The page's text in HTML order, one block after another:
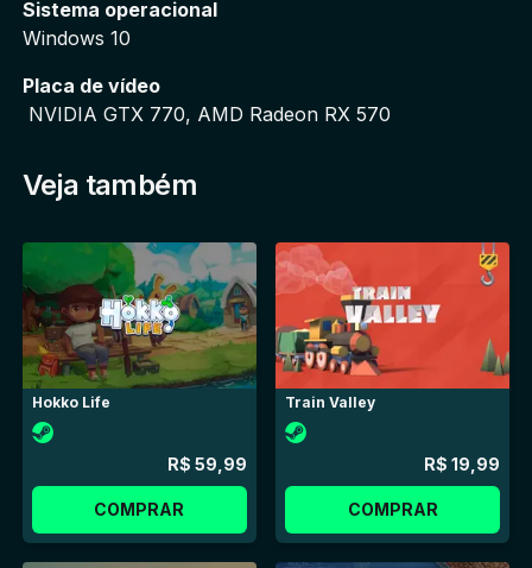
Sistema operacional
Windows 10
Placa de vídeo
NVIDIA GTX 770, AMD Radeon RX 570
Veja também
Hokko Life
R$ 59,99
COMPRAR
Train Valley
R$ 19,99
COMPRAR